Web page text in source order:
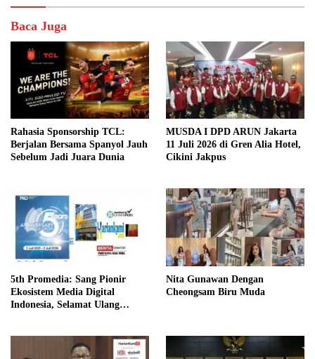
Baca Juga
Rahasia Sponsorship TCL:
Berjalan Bersama Spanyol Jauh
Sebelum Jadi Juara Dunia
MUSDA I DPD ARUN Jakarta
11 Juli 2026 di Gren Alia Hotel,
Cikini Jakpus
5th Promedia: Sang Pionir
Ekosistem Media Digital
Indonesia, Selamat Ulang
Nita Gunawan Dengan
Cheongsam Biru Muda